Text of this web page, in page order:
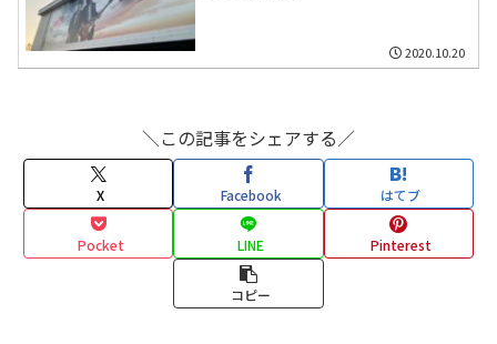
2020.10.20
＼この記事をシェアする／
X Facebook はてブ
Pocket LINE Pinterest
コピー